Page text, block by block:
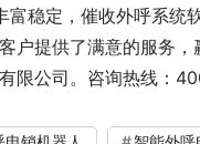
富稳定，催收外呼系统
户提供了满意的服务
限公司。咨询热线：